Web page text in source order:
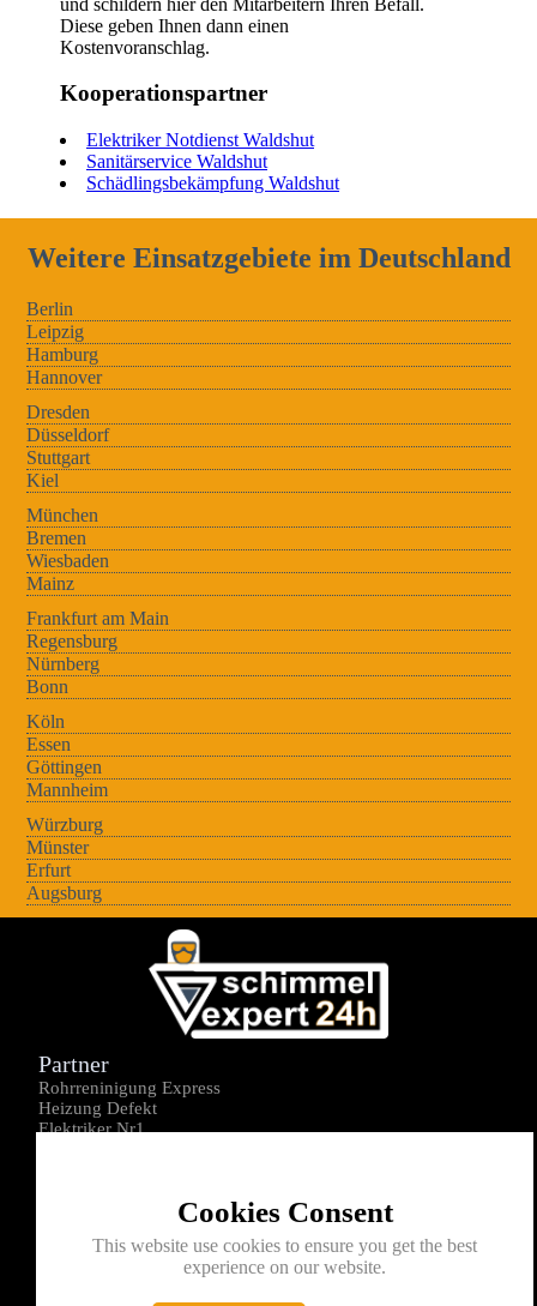
Diese geben Ihnen dann einen
Kostenvoranschlag.
Kooperationspartner
Elektriker Notdienst Waldshut
Sanitärservice Waldshut
Schädlingsbekämpfung Waldshut
Weitere Einsatzgebiete im Deutschland
Berlin
Leipzig
Hamburg
Hannover
Dresden
Düsseldorf
Stuttgart
Kiel
München
Bremen
Wiesbaden
Mainz
Frankfurt am Main
Regensburg
Nürnberg
Bonn
Köln
Essen
Göttingen
Mannheim
Würzburg
Münster
Erfurt
Augsburg
Cookies Consent
This website use cookies to ensure you get the best
experience on our website.
Partner
Rohrreninigung Express
Heizung Defekt
Elektriker Nr1
Kontakt